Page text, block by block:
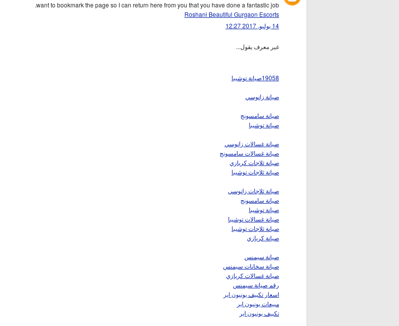
want to bookmark the page so I can return here from you that you have done a fantastic job.
Roshani Beautiful Gurgaon Escorts
14 يوليو, 2017 12:27
غير معرف يقول...
19058صيانة توشيبا
صيانة زانوسي
صيانة سامسونج
صيانة توشيبا
صيانة غسالات زانوسي
صيانة غسالات سامسونج
صيانة ثلاجات كريازي
صيانة ثلاجات توشيبا
صيانة ثلاجات زانوسي
صيانة سامسونج
صيانة توشيبا
صيانة غسالات توشيبا
صيانة ثلاجات توشيبا
صيانة كريازي
صيانة سيمنس
صيانة سخانات سيمنس
صيانة غسالات كريازي
رقم صيانة سيمنس
اسعار تكييف يونيون اير
مبيعات يونيون اير
تكييف يونيون اير